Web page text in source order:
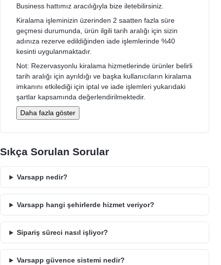
Business hattımız aracılığıyla bize iletebilirsiniz.
Kiralama işleminizin üzerinden 2 saatten fazla süre
geçmesi durumunda, ürün ilgili tarih aralığı için sizin
adınıza rezerve edildiğinden iade işlemlerinde %40
kesinti uygulanmaktadır.
Not: Rezervasyonlu kiralama hizmetlerinde ürünler belirli
tarih aralığı için ayrıldığı ve başka kullanıcıların kiralama
imkanını etkilediği için iptal ve iade işlemleri yukarıdaki
şartlar kapsamında değerlendirilmektedir.
Daha fazla göster
Sıkça Sorulan Sorular
Varsapp nedir?
Varsapp hangi şehirlerde hizmet veriyor?
Sipariş süreci nasıl işliyor?
Varsapp güvence sistemi nedir?